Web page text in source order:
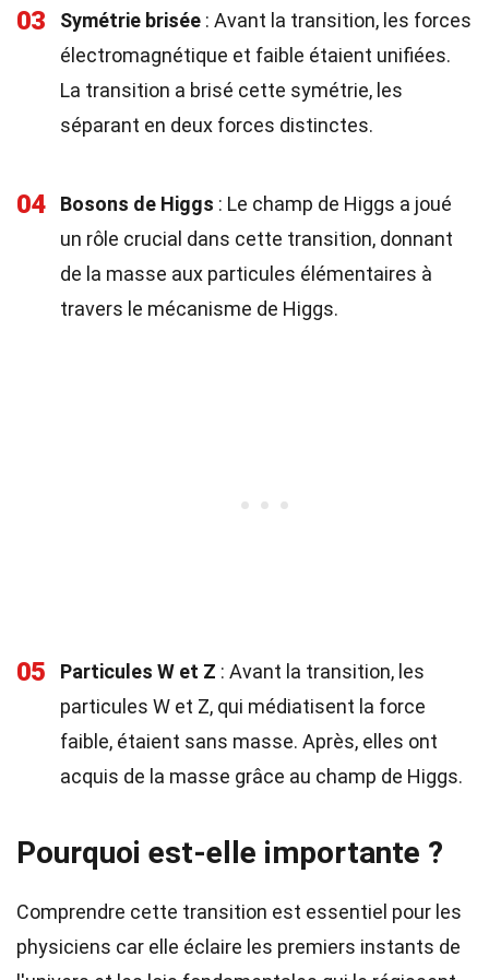
03 Symétrie brisée : Avant la transition, les forces
électromagnétique et faible étaient unifiées.
La transition a brisé cette symétrie, les
séparant en deux forces distinctes.
04 Bosons de Higgs : Le champ de Higgs a joué
un rôle crucial dans cette transition, donnant
de la masse aux particules élémentaires à
travers le mécanisme de Higgs.
05 Particules W et Z : Avant la transition, les
particules W et Z, qui médiatisent la force
faible, étaient sans masse. Après, elles ont
acquis de la masse grâce au champ de Higgs.
Pourquoi est-elle importante ?
Comprendre cette transition est essentiel pour les
physiciens car elle éclaire les premiers instants de